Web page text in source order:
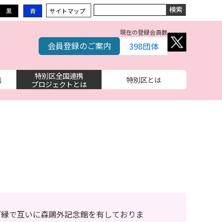
黒 青 サイトマップ
会員登録のご案内
現在の登録会員数
398団体
特別区全国連携
プロジェクトとは
特別区とは
で互いに森鷗外記念館を有しておりま